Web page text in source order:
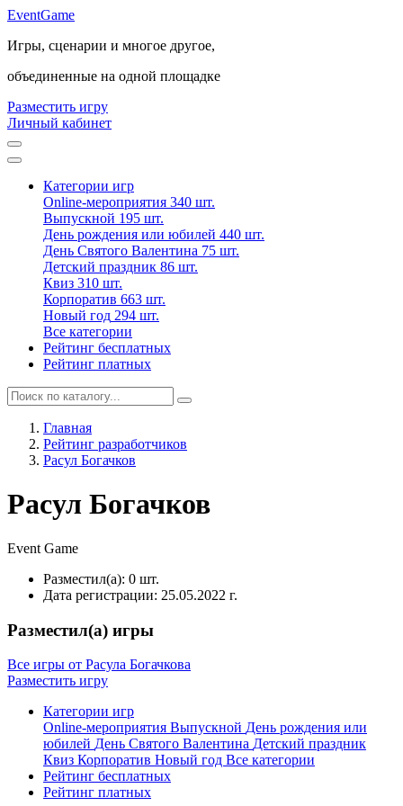
EventGame
Игры, сценарии и многое другое,
объединенные на одной площадке
Разместить игру
Личный кабинет
Категории игр
Online-мероприятия 340 шт.
Выпускной 195 шт.
День рождения или юбилей 440 шт.
День Святого Валентина 75 шт.
Детский праздник 86 шт.
Квиз 310 шт.
Корпоратив 663 шт.
Новый год 294 шт.
Все категории
Рейтинг бесплатных
Рейтинг платных
Главная
Рейтинг разработчиков
Расул Богачков
Расул Богачков
Event Game
Разместил(а): 0 шт.
Дата регистрации: 25.05.2022 г.
Разместил(а) игры
Все игры от Расула Богачкова
Разместить игру
Категории игр
Online-мероприятия Выпускной День рождения или
юбилей День Святого Валентина Детский праздник
Квиз Корпоратив Новый год Все категории
Рейтинг бесплатных
Рейтинг платных